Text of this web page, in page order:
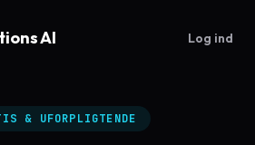
AI Log ind
& UFORPLIGTENDE